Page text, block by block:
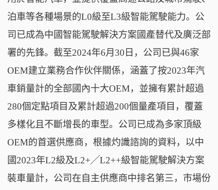
泊車等各種場景的L0級至L3級智能駕駛能力。公
司已成為中國智能駕駛解決方案國產替代及廣泛部
署的先鋒。截至2024年6月30日，公司已與46家
OEM建立業務合作伙伴關係，涵蓋了按2023年汽
車銷量計的全部國內十大OEM，並擁有累計超過
280個定點項目及累計超過200個量產項目，覆蓋
多樣化且不斷增長的車型。公司已成為多家頂級
OEM的首選供應商，根據灼識諮詢的資料，以中
國2023年L2級及L2+╱L2++級智能駕駛解決方案
裝車量計，公司在自主供應商中排名第三，市場份